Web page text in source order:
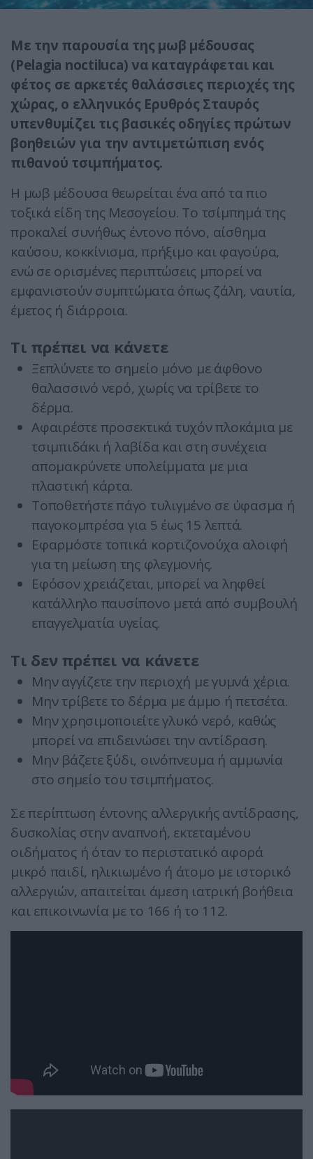
Με την παρουσία της μωβ μέδουσας
(Pelagia noctiluca) να καταγράφεται και
φέτος σε αρκετές θαλάσσιες περιοχές της
χώρας, ο ελληνικός Ερυθρός Σταυρός
υπενθυμίζει τις βασικές οδηγίες πρώτων
βοηθειών για την αντιμετώπιση ενός
πιθανού τσιμπήματος.
Η μωβ μέδουσα θεωρείται ένα από τα πιο
τοξικά είδη της Μεσογείου. Το τσίμπημά της
προκαλεί συνήθως έντονο πόνο, αίσθημα
καύσου, κοκκίνισμα, πρήξιμο και φαγούρα,
ενώ σε ορισμένες περιπτώσεις μπορεί να
εμφανιστούν συμπτώματα όπως ζάλη, ναυτία,
έμετος ή διάρροια.
Τι πρέπει να κάνετε
Ξεπλύνετε το σημείο μόνο με άφθονο
θαλασσινό νερό, χωρίς να τρίβετε το
δέρμα.
Αφαιρέστε προσεκτικά τυχόν πλοκάμια με
τσιμπιδάκι ή λαβίδα και στη συνέχεια
απομακρύνετε υπολείμματα με μια
πλαστική κάρτα.
Τοποθετήστε πάγο τυλιγμένο σε ύφασμα ή
παγοκομπρέσα για 5 έως 15 λεπτά.
Εφαρμόστε τοπικά κορτιζονούχα αλοιφή
για τη μείωση της φλεγμονής.
Εφόσον χρειάζεται, μπορεί να ληφθεί
κατάλληλο παυσίπονο μετά από συμβουλή
επαγγελματία υγείας.
Τι δεν πρέπει να κάνετε
Μην αγγίζετε την περιοχή με γυμνά χέρια.
Μην τρίβετε το δέρμα με άμμο ή πετσέτα.
Μην χρησιμοποιείτε γλυκό νερό, καθώς
μπορεί να επιδεινώσει την αντίδραση.
Μην βάζετε ξύδι, οινόπνευμα ή αμμωνία
στο σημείο του τσιμπήματος.
Σε περίπτωση έντονης αλλεργικής αντίδρασης,
δυσκολίας στην αναπνοή, εκτεταμένου
οιδήματος ή όταν το περιστατικό αφορά
μικρό παιδί, ηλικιωμένο ή άτομο με ιστορικό
αλλεργιών, απαιτείται άμεση ιατρική βοήθεια
και επικοινωνία με το 166 ή το 112.